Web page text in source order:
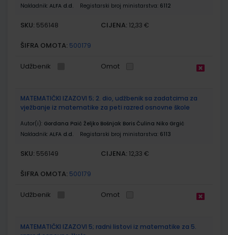
Nakladnik: ALFA d.d. Registarski broj ministarstva: 6112
SKU: 556148 CIJENA: 12,33 €
ŠIFRA OMOTA: 500179
Udžbenik Omot
MATEMATIČKI IZAZOVI 5; 2. dio, udžbenik sa zadatcima za
vježbanje iz matematike za peti razred osnovne škole
Autor(i): Gordana Paić Željko Bošnjak Boris Čulina Niko Grgić
Nakladnik: ALFA d.d. Registarski broj ministarstva: 6113
SKU: 556149 CIJENA: 12,33 €
ŠIFRA OMOTA: 500179
Udžbenik Omot
MATEMATIČKI IZAZOVI 5; radni listovi iz matematike za 5.